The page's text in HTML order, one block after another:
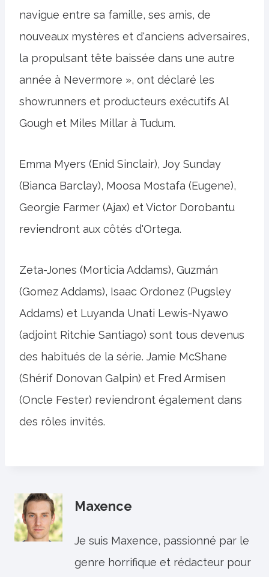
navigue entre sa famille, ses amis, de
nouveaux mystères et d'anciens adversaires,
la propulsant tête baissée dans une autre
année à Nevermore », ont déclaré les
showrunners et producteurs exécutifs Al
Gough et Miles Millar à Tudum.
Emma Myers (Enid Sinclair), Joy Sunday
(Bianca Barclay), Moosa Mostafa (Eugene),
Georgie Farmer (Ajax) et Victor Dorobantu
reviendront aux côtés d'Ortega.
Zeta-Jones (Morticia Addams), Guzmán
(Gomez Addams), Isaac Ordonez (Pugsley
Addams) et Luyanda Unati Lewis-Nyawo
(adjoint Ritchie Santiago) sont tous devenus
des habitués de la série. Jamie McShane
(Shérif Donovan Galpin) et Fred Armisen
(Oncle Fester) reviendront également dans
des rôles invités.
Maxence
Je suis Maxence, passionné par le
genre horrifique et rédacteur pour